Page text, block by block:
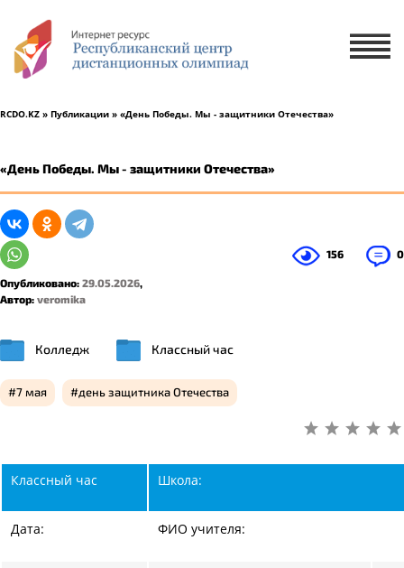
RCDO.KZ » Публикации » «День Победы. Мы - защитники Отечества»
«День Победы. Мы - защитники Отечества»
Опубликовано: 29.05.2026,
Автор: veromika
0
156
Колледж Классный час
7 мая день защитника Отечества
Классный час Школа:
Дата: ФИО учителя:
1 ученик